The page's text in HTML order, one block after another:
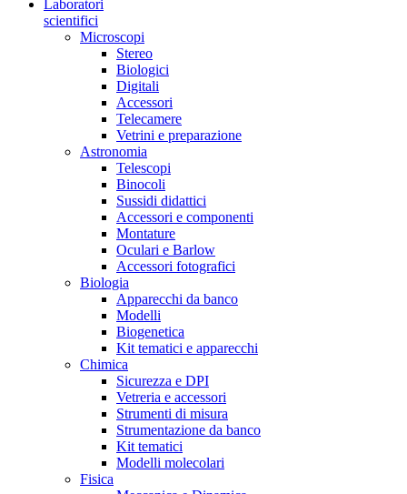
Laboratori
scientifici
Microscopi
Stereo
Biologici
Digitali
Accessori
Telecamere
Vetrini e preparazione
Astronomia
Telescopi
Binocoli
Sussidi didattici
Accessori e componenti
Montature
Oculari e Barlow
Accessori fotografici
Biologia
Apparecchi da banco
Modelli
Biogenetica
Kit tematici e apparecchi
Chimica
Sicurezza e DPI
Vetreria e accessori
Strumenti di misura
Strumentazione da banco
Kit tematici
Modelli molecolari
Fisica